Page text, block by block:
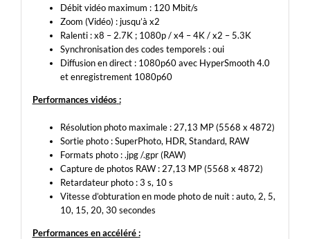
Débit vidéo maximum : 120 Mbit/s
Zoom (Vidéo) : jusqu’à x2
Ralenti : x8 – 2.7K ; 1080p / x4 – 4K / x2 – 5.3K
Synchronisation des codes temporels : oui
Diffusion en direct : 1080p60 avec HyperSmooth 4.0
et enregistrement 1080p60
Performances vidéos :
Résolution photo maximale : 27,13 MP (5568 x 4872)
Sortie photo : SuperPhoto, HDR, Standard, RAW
Formats photo : .jpg /.gpr (RAW)
Capture de photos RAW : 27,13 MP (5568 x 4872)
Retardateur photo : 3 s, 10 s
Vitesse d’obturation en mode photo de nuit : auto, 2, 5,
10, 15, 20, 30 secondes
Performances en accéléré: